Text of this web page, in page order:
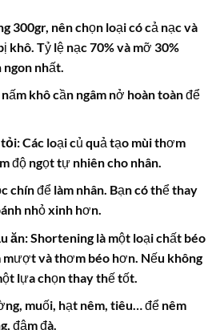
300gr, nên chọn loại có cả nạc và
khô. Tỷ lệ nạc 70% và mỡ 30%
nhất.
khô cần ngâm nở hoàn toàn để
tỏi:Các loại củ quả tạo mùi thơm
độ ngọt tự nhiên cho nhân.
chín để làm nhân. Bạn có thể thay
nhỏ xinh hơn.
ăn:Shortening là một loại chất béo
mượt và thơm béo hơn. Nếu không
lựa chọn thay thế tốt.
muối, hạt nêm, tiêu… để nêm
đậm đà.